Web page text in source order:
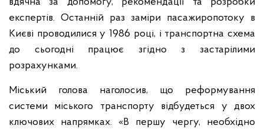
експертів. Останній раз заміри пасажиропотоку в
Києві проводилися у 1986 році, і транспортна схема
до сьогодні працює згідно з застарілими
розрахунками.
Міський голова наголосив, що реформування
системи міського транспорту відбудеться у двох
ключових напрямках. «В першу чергу, необхідно